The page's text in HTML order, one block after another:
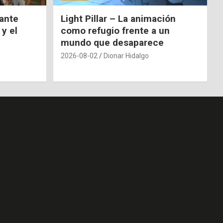
el
Light Pillar – La animación
como refugio frente a un
mundo que desaparece
2026-08-02 Dionar Hidalgo